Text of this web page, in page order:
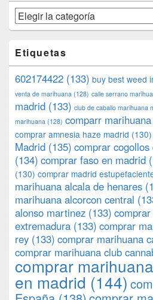
Categorías
Etiquetas
602174422 (133) buy best weed
venta de marihuana (128) calle serrano
madrid (133) club de caballo marihuana
marihuana (128) comparr
comprar amnesia haze madrid (130)
Madrid (135) comprar
(134) comprar faso en madrid
(130) comprar madrid
marihuana alcala de henares
marihuana alcorcon central
alonso martinez (133)
extremadura (133) comprar
rey (133) comprar marihuana
comprar marihuana club
comprar
en madrid (144)